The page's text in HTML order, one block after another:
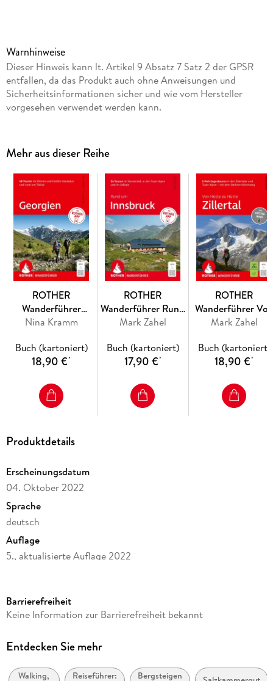
Inhaltsverzeichnis
https://www.rother.de/pdf/3763343849_inhalt.pdf
Warnhinweise
Dieser Hinweis kann lt. Artikel 9 Absatz 7 Satz 2 der GPSR
entfallen, da das Produkt auch ohne Anweisungen und
Sicherheitsinformationen sicher und wie vom Hersteller
vorgesehen verwendet werden kann.
Mehr aus dieser Reihe
ROTHER
Wanderführer
Georgien. 48
und Großen
Kaukasus und rund
Nina Kramm
Buch (kartoniert)
18,90 €*
ROTHER
Wanderführer Rund
um Innsbruck. 54
Karwendel, in den
Tuxer Alpen und im
Mark Zahel
Buch (kartoniert)
17,90 €*
ROTHER
Wanderführer Von
Hütte zu Hütte
Mehrtagestouren
den Zillertaler und
dem Berliner
Höhenweg
Mark Zahel
Buch (kartoniert)
18,90 €*
Produktdetails
Erscheinungsdatum
04. Oktober 2022
Sprache
deutsch
Auflage
5., aktualisierte Auflage 2022
Reihe
Autor/Autorin
Verlag/Hersteller
Barrierefreiheit
Keine Information zur Barrierefreiheit bekannt
Entdecken Sie mehr
Walking,
Reiseführer:
Bergsteigen